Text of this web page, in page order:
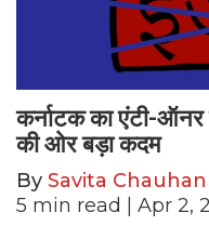
कर्नाटक का एंटी-ऑनर
की ओर बड़ा कदम
By Savita Chauhan
5 min read | Apr 2,